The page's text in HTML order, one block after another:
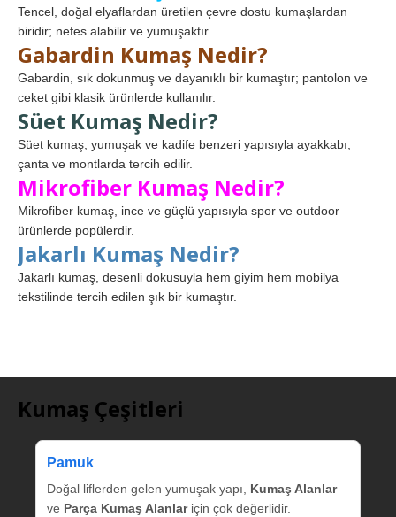
Tencel, doğal elyaflardan üretilen çevre dostu kumaşlardan
biridir; nefes alabilir ve yumuşaktır.
Gabardin Kumaş Nedir?
Gabardin, sık dokunmuş ve dayanıklı bir kumaştır; pantolon ve
ceket gibi klasik ürünlerde kullanılır.
Süet Kumaş Nedir?
Süet kumaş, yumuşak ve kadife benzeri yapısıyla ayakkabı,
çanta ve montlarda tercih edilir.
Mikrofiber Kumaş Nedir?
Mikrofiber kumaş, ince ve güçlü yapısıyla spor ve outdoor
ürünlerde popülerdir.
Jakarlı Kumaş Nedir?
Jakarlı kumaş, desenli dokusuyla hem giyim hem mobilya
tekstilinde tercih edilen şık bir kumaştır.
Kumaş Çeşitleri
Pamuk
Doğal liflerden gelen yumuşak yapı, Kumaş Alanlar
ve Parça Kumaş Alanlariçin çok değerlidir.